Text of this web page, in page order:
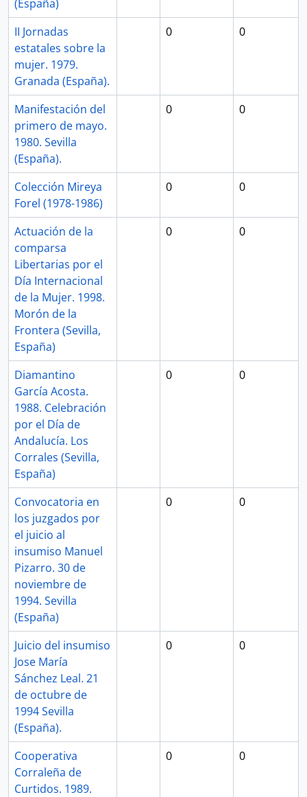
(España)
II Jornadas
estatales sobre la
mujer. 1979.
Granada (España).
0 0
Manifestación del
primero de mayo.
1980. Sevilla
(España).
0 0
Colección Mireya
Forel (1978-1986)
0 0
Actuación de la
comparsa
Libertarias por el
Día Internacional
de la Mujer. 1998.
Morón de la
Frontera (Sevilla,
España)
0 0
Diamantino
García Acosta.
1988. Celebración
por el Día de
Andalucía. Los
Corrales (Sevilla,
España)
0 0
Convocatoria en
los juzgados por
el juicio al
insumiso Manuel
Pizarro. 30 de
noviembre de
1994. Sevilla
(España)
0 0
Juicio del insumiso
Jose María
Sánchez Leal. 21
de octubre de
1994 Sevilla
(España).
0 0
Cooperativa
Corraleña de
Curtidos. 1989.
0 0